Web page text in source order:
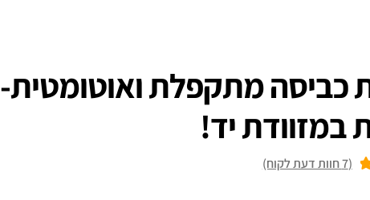
כביסה מתקפלת ואוטומטית-
במזוודת יד!
(
7חוות דעת לקוח)